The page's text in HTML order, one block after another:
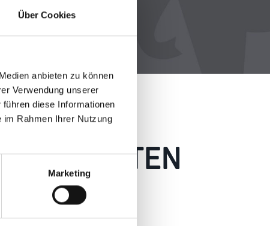
Über Cookies
anbieten zu können
Verwendung unserer
diese Informationen
im Rahmen Ihrer Nutzung
Marketing
möglich beheben.
inspirieren.